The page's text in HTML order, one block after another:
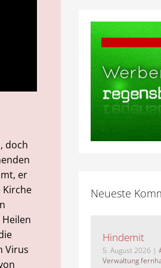
doch
er
Kirche
Virus
Neueste
Hindemit
5. August 2026 |
Verwaltung